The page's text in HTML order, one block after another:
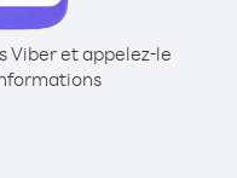
Viber et appelez-le